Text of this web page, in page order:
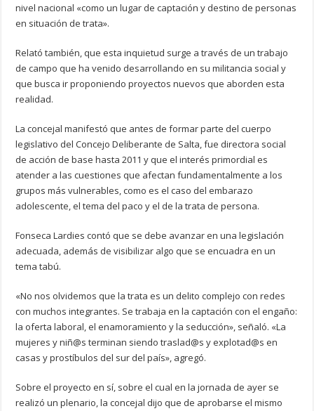
nivel nacional «como un lugar de captación y destino de personas
en situación de trata».
Relató también, que esta inquietud surge a través de un trabajo
de campo que ha venido desarrollando en su militancia social y
que busca ir proponiendo proyectos nuevos que aborden esta
realidad.
La concejal manifestó que antes de formar parte del cuerpo
legislativo del Concejo Deliberante de Salta, fue directora social
de acción de base hasta 2011 y que el interés primordial es
atender a las cuestiones que afectan fundamentalmente a los
grupos más vulnerables, como es el caso del embarazo
adolescente, el tema del paco y el de la trata de persona.
Fonseca Lardies contó que se debe avanzar en una legislación
adecuada, además de visibilizar algo que se encuadra en un
tema tabú.
«No nos olvidemos que la trata es un delito complejo con redes
con muchos integrantes. Se trabaja en la captación con el engaño:
la oferta laboral, el enamoramiento y la seducción», señaló. «La
mujeres y niñ@s terminan siendo traslad@s y explotad@s en
casas y prostíbulos del sur del país», agregó.
Sobre el proyecto en sí, sobre el cual en la jornada de ayer se
realizó un plenario, la concejal dijo que de aprobarse el mismo